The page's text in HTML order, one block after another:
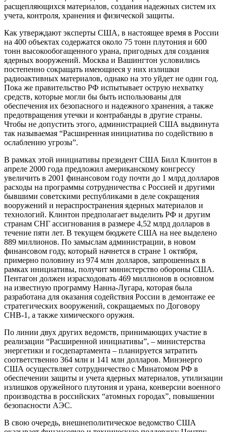
расщепляющихся материалов, создания надежных систем их
учета, контроля, хранения и физической защиты.
Как утверждают эксперты США, в настоящее время в России
на 400 объектах содержатся около 75 тонн плутония и 600
тонн высокообогащенного урана, пригодных для создания
ядерных вооружений. Москва и Вашингтон условились
постепенно сокращать имеющиеся у них излишки
радиоактивных материалов, однако на это уйдет не один год.
Пока же правительство РФ испытывает острую нехватку
средств, которые могли бы быть использованы для
обеспечения их безопасного и надежного хранения, а также
предотвращения утечки и контрабанды в другие страны.
Чтобы не допустить этого, администрацией США выдвинута
так называемая “Расширенная инициатива по содействию в
ослаблению угрозы”.
В рамках этой инициативы президент США Билл Клинтон в
апреле 2000 года предложил американскому конгрессу
увеличить в 2001 финансовом году почти до 1 млрд долларов
расходы на программы сотрудничества с Россией и другими
бывшими советскими республиками в деле сокращения
вооружений и нераспространения ядерных материалов и
технологий. Клинтон предполагает выделить РФ и другим
странам СНГ ассигнования в размере 4,52 млрд долларов в
течение пяти лет. В текущем бюджете США на нее выделено
889 миллионов. По замыслам администрации, в новом
финансовом году, который начнется в стране 1 октября,
примерно половину из 974 млн долларов, запрошенных в
рамках инициативы, получит министерство обороны США.
Пентагон должен израсходовать 469 миллионов в основном
на известную программу Нанна-Лугара, которая была
разработана для оказания содействия России в демонтаже ее
стратегических вооружений, сокращаемых по Договору
СНВ-1, а также химического оружия.
По линии двух других ведомств, принимающих участие в
реализации “Расширенной инициативы”, – министерства
энергетики и госдепартамента – планируется затратить
соответственно 364 млн и 141 млн долларов. Минэнерго
США осуществляет сотрудничество с Минатомом РФ в
обеспечении защиты и учета ядерных материалов, утилизации
излишков оружейного плутония и урана, конверсии военного
производства в российских “атомных городах”, повышении
безопасности АЭС.
В свою очередь, внешнеполитическое ведомство США